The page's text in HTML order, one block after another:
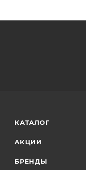
КАТАЛОГ
АКЦИИ
БРЕНДЫ